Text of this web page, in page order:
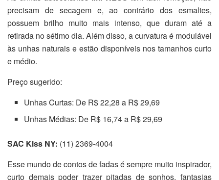
precisam de secagem e, ao contrário dos esmaltes,
possuem brilho muito mais intenso, que duram até a
retirada no sétimo dia. Além disso, a curvatura é modulável
às unhas naturais e estão disponíveis nos tamanhos curto
e médio.
Preço sugerido:
Unhas Curtas: De R$ 22,28 a R$ 29,69
Unhas Médias: De R$ 16,74 a R$ 29,69
SAC Kiss NY: (11) 2369-4004
Esse mundo de contos de fadas é sempre muito inspirador,
curto demais poder trazer pitadas de sonhos, fantasias